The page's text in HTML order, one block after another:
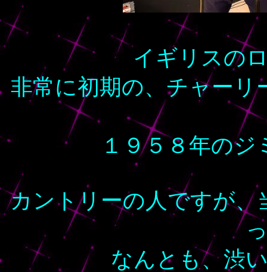
イギリスの
非常に初期の、チャー
１９５８年の
カントリーの人ですが
なんとも、渋